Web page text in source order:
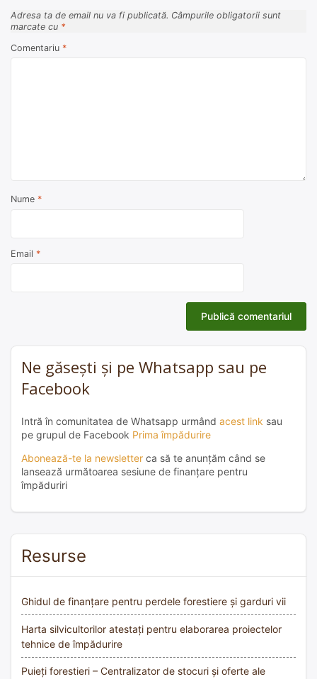
Adresa ta de email nu va fi publicată. Câmpurile obligatorii sunt
marcate cu *
Comentariu *
Nume *
Email *
Ne găsești și pe Whatsapp sau pe
Facebook
Intră în comunitatea de Whatsapp urmând acest link sau
pe grupul de Facebook Prima împădurire
Abonează-te la newsletter ca să te anunțăm când se
lansează următoarea sesiune de finanțare pentru
împăduriri
Resurse
Ghidul de finanțare pentru perdele forestiere și garduri vii
Harta silvicultorilor atestați pentru elaborarea proiectelor
tehnice de împădurire
Puieți forestieri – Centralizator de stocuri și oferte ale